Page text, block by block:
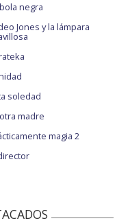
negra
Jones y la lámpara
soledad
madre
magia 2